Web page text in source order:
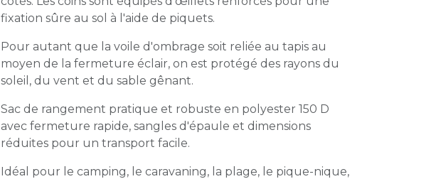
fixation sûre au sol à l'aide de piquets.
Pour autant que la voile d'ombrage soit reliée au tapis au
moyen de la fermeture éclair, on est protégé des rayons du
soleil, du vent et du sable gênant.
Sac de rangement pratique et robuste en polyester 150 D
avec fermeture rapide, sangles d'épaule et dimensions
réduites pour un transport facile.
Idéal pour le camping, le caravaning, la plage, le pique-nique,